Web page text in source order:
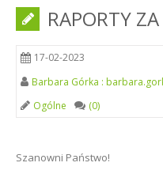
RAPORTY
17-02-2023
Barbara Górka :
Ogólne
(0)
Szanowni Państwo!